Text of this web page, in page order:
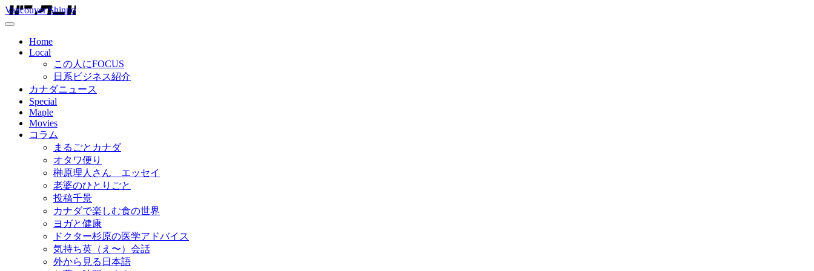
Vancouver Shinpo
Home
Local
この人にFOCUS
日系ビジネス紹介
カナダニュース
Special
Maple
Movies
コラム
まるごとカナダ
オタワ便り
榊原理人さん エッセイ
老婆のひとりごと
投稿千景
カナダで楽しむ食の世界
ヨガと健康
ドクター杉原の医学アドバイス
気持ち英（え〜）会話
外から見る日本語